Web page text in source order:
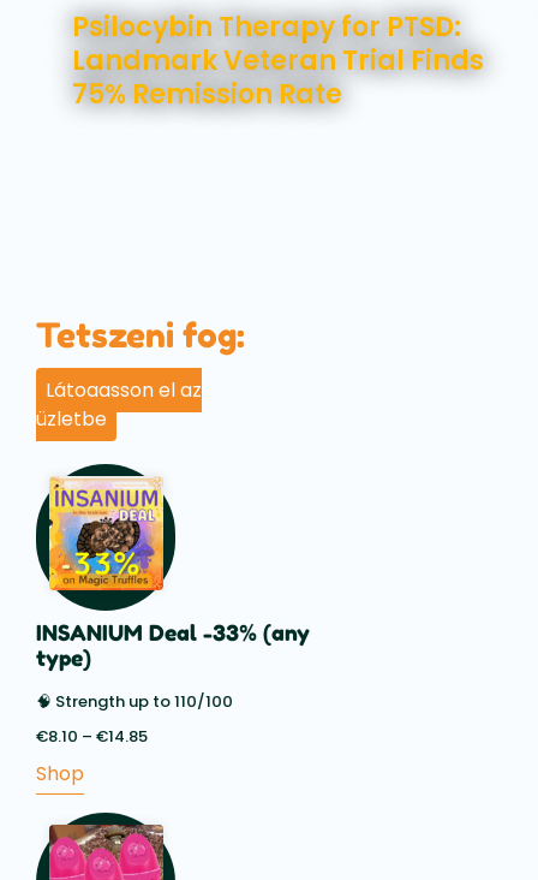
Psilocybin Therapy for PTSD:
Landmark Veteran Trial Finds
75% Remission Rate
Tetszeni fog:
Látogasson el az
üzletbe
INSANIUM Deal -33% (any
type)
🧠 Strength up to 110/100
€8.10 – €14.85
€14.85
Shop